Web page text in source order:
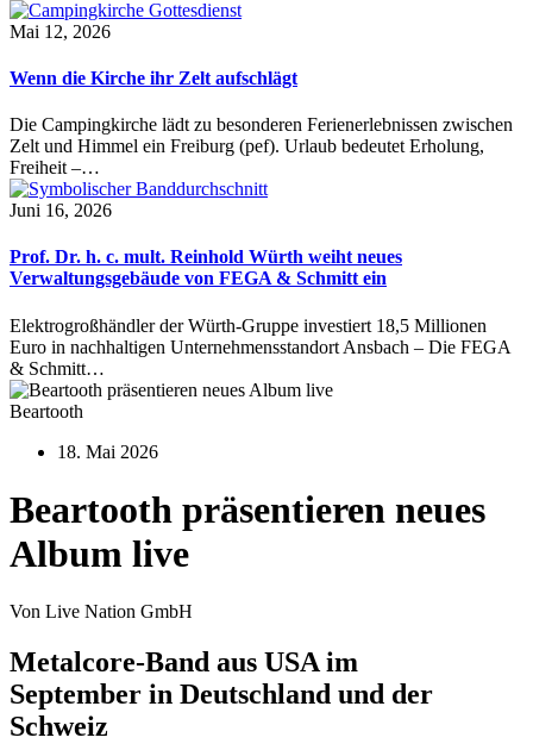
Mai 12, 2026
Wenn die Kirche ihr Zelt aufschlägt
Die Campingkirche lädt zu besonderen Ferienerlebnissen zwischen
Zelt und Himmel ein Freiburg (pef). Urlaub bedeutet Erholung,
Freiheit –…
Juni 16, 2026
Prof. Dr. h. c. mult. Reinhold Würth weiht neues
Verwaltungsgebäude von FEGA & Schmitt ein
Elektrogroßhändler der Würth-Gruppe investiert 18,5 Millionen
Euro in nachhaltigen Unternehmensstandort Ansbach – Die FEGA
& Schmitt…
Beartooth
18. Mai 2026
Beartooth präsentieren neues
Album live
Von Live Nation GmbH
Metalcore-Band aus USA im
September in Deutschland und der
Schweiz